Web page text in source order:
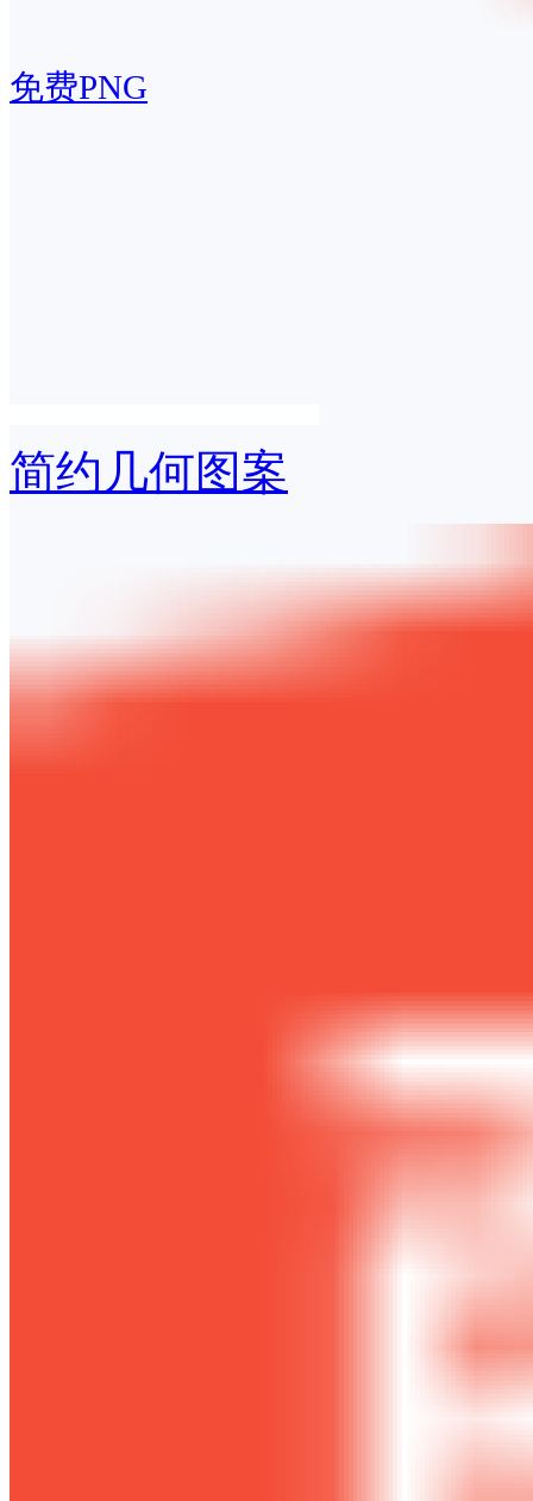
免费PNG
简约几何图案